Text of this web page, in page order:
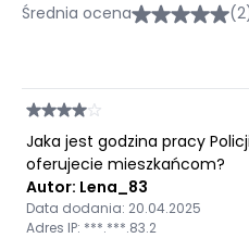
Średnia ocena
Jaka jest godzina pracy
oferujecie mieszkańcom?
Autor: Lena_83
Data dodania: 20.04.2025
Adres IP: ***.***.83.2